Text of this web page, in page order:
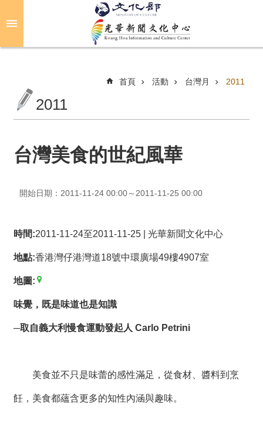
關
華
光
推
新
結
首頁 活動 台灣月 2011
2011
台灣美食的世紀風華
開始日期：2011-11-24 00:00～2011-11-25 00:00
時間:2011-11-24至2011-11-25 | 光華新聞文化中心
地點:香港灣仔港灣道18號中環廣場49樓4907室
地圖:
味覺，既是味道也是知識
─取自義大利慢食運動發起人 Carlo Petrini
美食並不只是味蕾的感性滿足，從食材、醬料到烹
飪，美食都蘊含更多的知性內涵與趣味。